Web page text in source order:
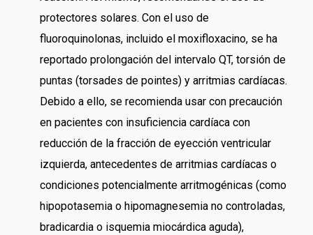
protectores solares. Con el uso de
fluoroquinolonas, incluido el moxifloxacino, se ha
reportado prolongación del intervalo QT, torsión de
puntas (torsades de pointes) y arritmias cardíacas.
Debido a ello, se recomienda usar con precaución
en pacientes con insuficiencia cardíaca con
reducción de la fracción de eyección ventricular
izquierda, antecedentes de arritmias cardíacas o
condiciones potencialmente arritmogénicas (como
hipopotasemia o hipomagnesemia no controladas,
bradicardia o isquemia miocárdica aguda),